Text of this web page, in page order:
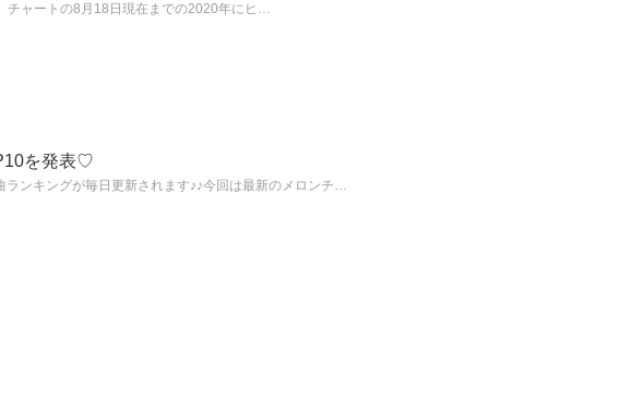
チャートの8月18日現在までの2020年にヒ…
を発表♡
ンキングが毎日更新されます♪♪今回は最新のメロンチ…